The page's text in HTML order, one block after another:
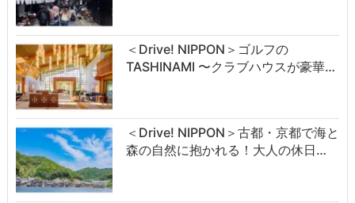
＜Drive! NIPPON＞ゴルフの
TASHINAMI 〜クラブハウスが豪華…
＜Drive! NIPPON＞古都・京都で海と
森の自然に抱かれる！大人の休日…